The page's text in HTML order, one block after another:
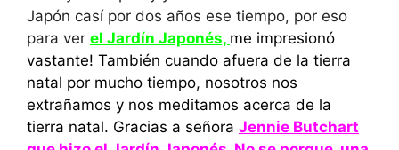
Japón casí por dos años ese tiempo, por eso
para ver el Jardín Japonés, me impresionó
vastante! También cuando afuera de la tierra
natal por mucho tiempo, nosotros nos
extrañamos y nos meditamos acerca de la
tierra natal. Gracias a señora Jennie Butchart